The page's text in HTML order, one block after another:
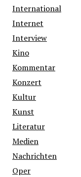
International
Internet
Interview
Kino
Kommentar
Konzert
Kultur
Kunst
Literatur
Medien
Nachrichten
Oper